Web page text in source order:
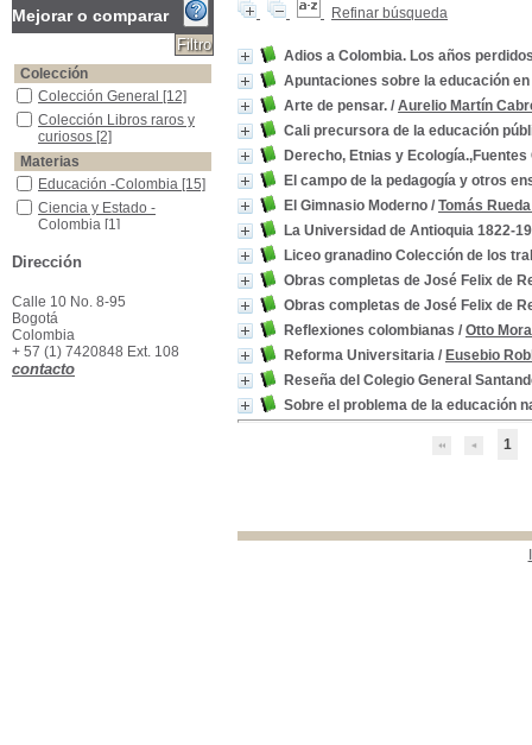
Refinar búsqueda
Adios a Colombia. Los años
Apuntaciones sobre la educación
Arte de pensar. / Aurelio Martín
Cali precursora de la educación
Derecho, Etnias y
El campo de la pedagogía y otros
El Gimnasio Moderno / Tomás
La Universidad de Antioquia 1822-
Liceo granadino Colección de los
Obras completas de José Felix de
Obras completas de José Felix de
Reflexiones colombianas / Otto
Reforma Universitaria / Eusebio
Reseña del Colegio General
Sobre el problema de la educación
1
Mejorar o comparar
Colección
Colección General
Colección General [12]
Colección Libros raros y curiosos
Colección Libros raros y
curiosos [2]
Materias
Educación -Colombia
Educación -Colombia [15]
Ciencia y Estado -Colombia
Ciencia y Estado -
Colombia [1]
gobierno
Educación -Aspectos políticos y sociales
políticos y sociales
Educación -Historia -Colombia
Educación -Historia -
Colombia
Educación de Niños
Educación de Niños[1]
Etnología -Aspectos sociales -Colombia
Dirección
Calle 10 No. 8-95
Bogotá
Colombia
+ 57 (1) 7420848 Ext. 108
contacto